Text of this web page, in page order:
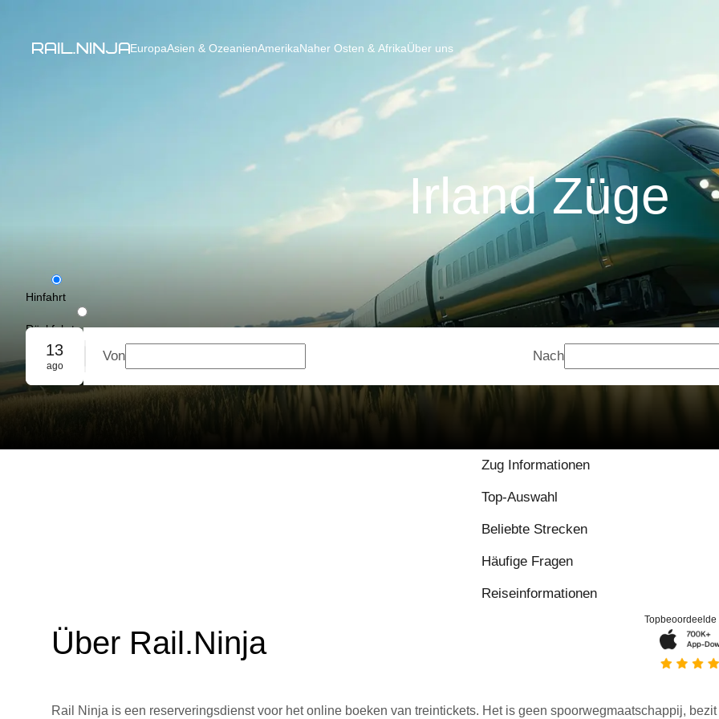
EuropaAsien & OzeanienAmerikaNaher Osten & AfrikaÜber uns
Irland Züge
Hinfahrt
Rückfahrt
Gruppenbuchung
13
ago
Von Nach
Zug Informationen
Top-Auswahl
Beliebte Strecken
Häufige Fragen
Reiseinformationen
Über Rail.Ninja
Topbeoordeelde
Rail Ninja is een reserveringsdienst voor het online boeken van treintickets. Het is geen spoorwegmaatschappij,